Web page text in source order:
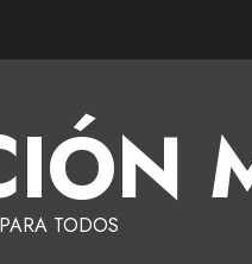
TODOS